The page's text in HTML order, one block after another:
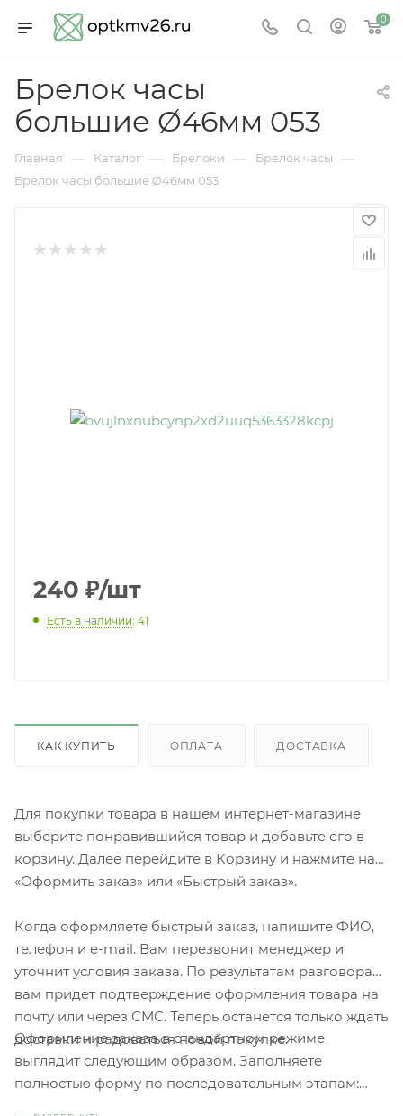
0
Брелок часы
большие Ø46мм 053
Главная — Каталог — Брелоки — Брелок часы —
Брелок часы большие Ø46мм 053
240 ₽/шт
Есть в наличии: 41
КАК КУПИТЬ ОПЛАТА ДОСТАВКА
Для покупки товара в нашем интернет-магазине
выберите понравившийся товар и добавьте его в
корзину. Далее перейдите в Корзину и нажмите на
«Оформить заказ» или «Быстрый заказ».
Когда оформляете быстрый заказ, напишите ФИО,
телефон и e-mail. Вам перезвонит менеджер и
уточнит условия заказа. По результатам разговора
вам придет подтверждение оформления товара на
почту или через СМС. Теперь останется только ждать
доставки и радоваться новой покупке.
Оформление заказа в стандартном режиме
выглядит следующим образом. Заполняете
полностью форму по последовательным этапам: